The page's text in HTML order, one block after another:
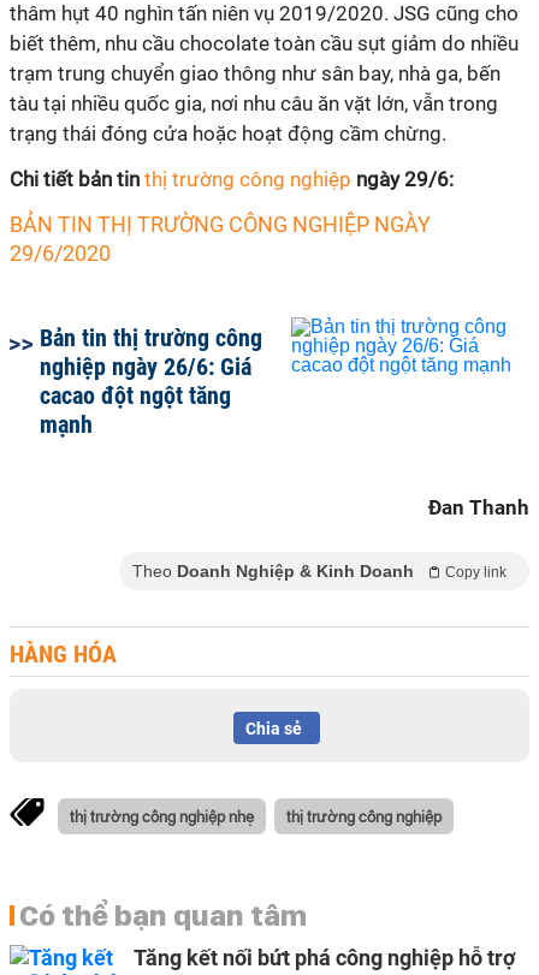
thâm hụt 40 nghìn tấn niên vụ 2019/2020. JSG cũng cho
biết thêm, nhu cầu chocolate toàn cầu sụt giảm do nhiều
trạm trung chuyển giao thông như sân bay, nhà ga, bến
tàu tại nhiều quốc gia, nơi nhu câu ăn vặt lớn, vẫn trong
trạng thái đóng cửa hoặc hoạt động cầm chừng.
Chi tiết bản tin thị trường công nghiệp ngày 29/6:
BẢN TIN THỊ TRƯỜNG CÔNG NGHIỆP NGÀY
29/6/2020
Bản tin thị trường công
nghiệp ngày 26/6: Giá
cacao đột ngột tăng
mạnh
Đan Thanh
Theo Doanh Nghiệp & Kinh Doanh Copy link
HÀNG HÓA
Chia sẻ
thị trường công nghiệp nhẹ thị trường công nghiệp
Có thể bạn quan tâm
Tăng kết nối bứt phá công nghiệp hỗ trợ